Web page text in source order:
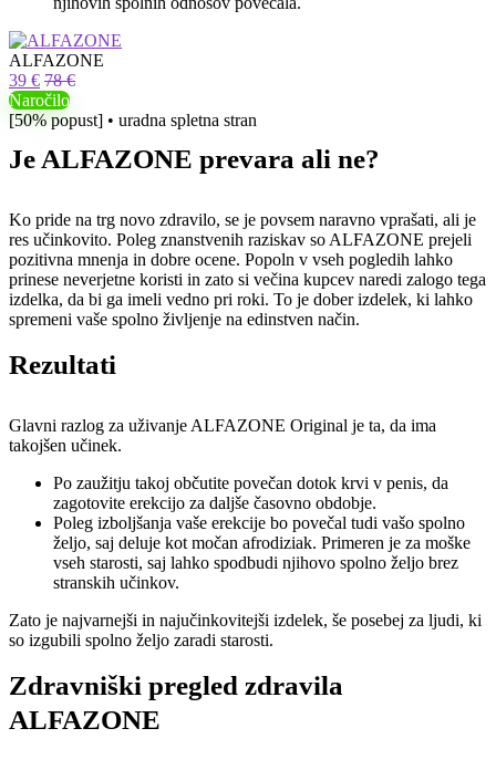
ALFAZONE
39 € 78 €
Naročilo
[50% popust] • uradna spletna stran
Je ALFAZONE prevara ali ne?
Ko pride na trg novo zdravilo, se je povsem naravno vprašati, ali je
res učinkovito. Poleg znanstvenih raziskav so ALFAZONE prejeli
pozitivna mnenja in dobre ocene. Popoln v vseh pogledih lahko
prinese neverjetne koristi in zato si večina kupcev naredi zalogo tega
izdelka, da bi ga imeli vedno pri roki. To je dober izdelek, ki lahko
spremeni vaše spolno življenje na edinstven način.
Rezultati
Glavni razlog za uživanje ALFAZONE Original je ta, da ima
takojšen učinek.
Po zaužitju takoj občutite povečan dotok krvi v penis, da
zagotovite erekcijo za daljše časovno obdobje.
Poleg izboljšanja vaše erekcije bo povečal tudi vašo spolno
željo, saj deluje kot močan afrodiziak. Primeren je za moške
vseh starosti, saj lahko spodbudi njihovo spolno željo brez
stranskih učinkov.
Zato je najvarnejši in najučinkovitejši izdelek, še posebej za ljudi, ki
so izgubili spolno željo zaradi starosti.
Zdravniški pregled zdravila
ALFAZONE